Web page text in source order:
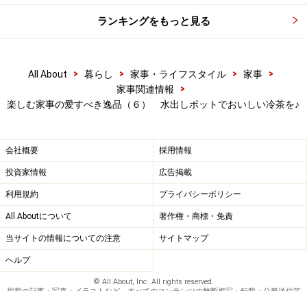
ランキングをもっと見る
All About > 暮らし > 家事・ライフスタイル > 家事
>
家事関連情報
>
楽しむ家事の愛すべき逸品（６） 水出しポットでおいしい冷茶を♪
会社概要 採用情報
投資家情報 広告掲載
利用規約 プライバシーポリシー
All Aboutについて 著作権・商標・免責
当サイトの情報についての注意 サイトマップ
ヘルプ
© All About, Inc. All rights reserved.